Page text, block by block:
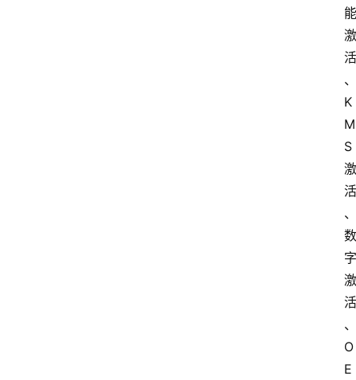
能
激
活
、
K
M
S
激
活
、
数
字
激
活
、
O
E